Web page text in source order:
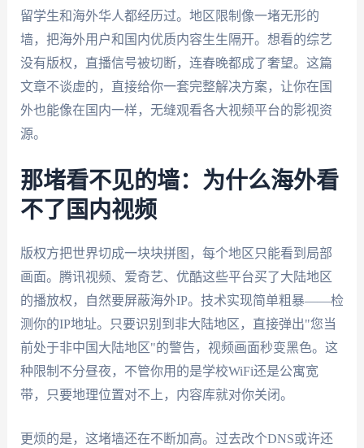
留学生和海外华人都经历过。地区限制像一堵无形的
墙，把海外用户和国内优质内容生生隔开。想看的综艺
没有版权，直播信号被切断，连春晚都成了奢望。这篇
文章不谈虚的，直接给你一套完整解决方案，让你在国
外也能像在国内一样，无缝观看各大视频平台的影视资
源。
那堵看不见的墙：为什么海外看
不了国内视频
版权方把世界切成一块块拼图，每个地区只能看到局部
画面。腾讯视频、爱奇艺、优酷这些平台买了大陆地区
的播放权，自然要屏蔽海外IP。技术实现简单粗暴——检
测你的IP地址。只要识别到非大陆地区，直接弹出"您当
前处于非中国大陆地区"的警告，视频画面秒变黑色。这
种限制不分昼夜，不管你用的是学校WiFi还是公寓宽
带，只要地理位置对不上，内容库就对你关闭。
更烦的是，这堵墙还在不断加高。过去改个DNS或许还